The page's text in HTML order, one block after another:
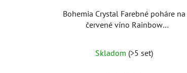
Bohemia Crystal Farebné poháre na
červené víno Rainbow
hodnotenie
Skladom (>5 set)